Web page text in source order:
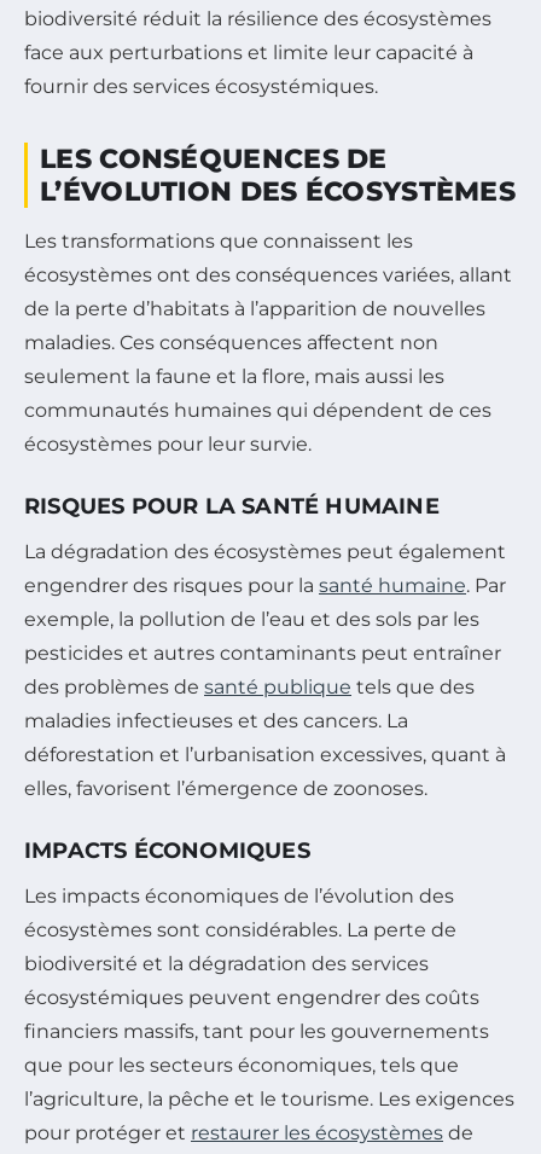
biodiversité réduit la résilience des écosystèmes
face aux perturbations et limite leur capacité à
fournir des services écosystémiques.
LES CONSÉQUENCES DE
L’ÉVOLUTION DES ÉCOSYSTÈMES
Les transformations que connaissent les
écosystèmes ont des conséquences variées, allant
de la perte d’habitats à l’apparition de nouvelles
maladies. Ces conséquences affectent non
seulement la faune et la flore, mais aussi les
communautés humaines qui dépendent de ces
écosystèmes pour leur survie.
RISQUES POUR LA SANTÉ HUMAINE
La dégradation des écosystèmes peut également
engendrer des risques pour la santé humaine. Par
exemple, la pollution de l’eau et des sols par les
pesticides et autres contaminants peut entraîner
des problèmes de santé publique tels que des
maladies infectieuses et des cancers. La
déforestation et l’urbanisation excessives, quant à
elles, favorisent l’émergence de zoonoses.
IMPACTS ÉCONOMIQUES
Les impacts économiques de l’évolution des
écosystèmes sont considérables. La perte de
biodiversité et la dégradation des services
écosystémiques peuvent engendrer des coûts
financiers massifs, tant pour les gouvernements
que pour les secteurs économiques, tels que
l’agriculture, la pêche et le tourisme. Les exigences
pour protéger et restaurer les écosystèmes de